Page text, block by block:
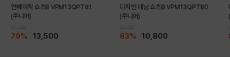
언베이직 쇼츠B VPM13QPT81
(주니어)
79% 13,500
디자인 데님 쇼츠B VPM13QPT80
(주니어)
83% 10,800